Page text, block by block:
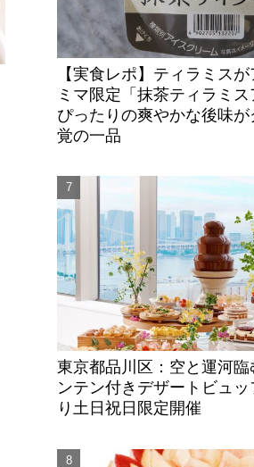
【実食レポ】ティラミス
ミマ限定「抹茶ティラミ
ぴったりの爽やかな後味
覚の一品
東京都品川区：空と運河臨
ンテン付きデザートビュッ
り土日祝日限定開催